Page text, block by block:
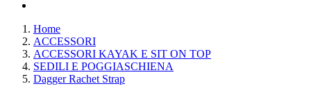
Home
ACCESSORI
ACCESSORI KAYAK E SIT ON TOP
SEDILI E POGGIASCHIENA
Dagger Rachet Strap